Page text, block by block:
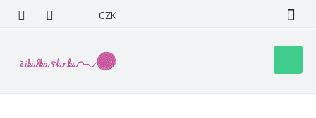
obsah
CZK
košík